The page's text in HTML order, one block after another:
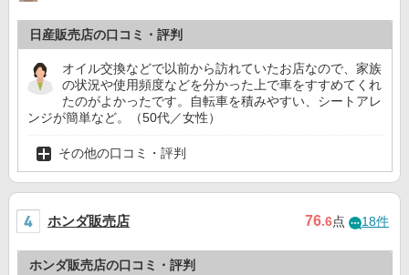
日産販売店の口コミ・評判
オイル交換などで以前から訪れていたお店なので、家族
の状況や使用頻度などを分かった上で車をすすめてくれ
たのがよかったです。自転車を積みやすい、シートアレ
ンジが簡単など。（50代／女性）
その他の口コミ・評判
ホンダ販売店 76.6点 18件
ホンダ販売店の口コミ・評判